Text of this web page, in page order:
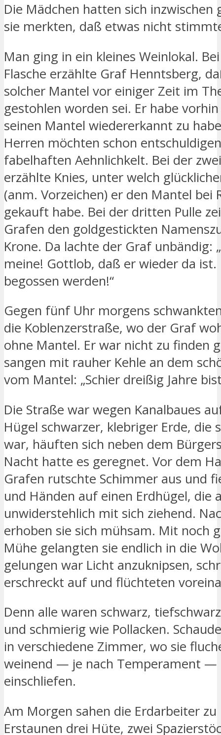
Die Mädchen hatten sich inzwischen
sie merkten, daß etwas nicht
Man ging in ein kleines Weinlokal.
Flasche erzählte Graf Henntsberg,
solcher Mantel vor einiger Zeit im
gestohlen worden sei. Er habe
seinen Mantel wiedererkannt zu
Herren möchten schon
fabelhaften Aehnlichkelt. Bei der
erzählte Knies, unter welch
(anm. Vorzeichen) er den Mantel bei
gekauft habe. Bei der dritten Pulle
Grafen den goldgestickten
Krone. Da lachte der Graf unbändig:
meine! Gottlob, daß er wieder da ist.
begossen werden!“
Gegen fünf Uhr morgens
die Koblenzerstraße, wo der Graf
ohne Mantel. Er war nicht zu finden
sangen mit rauher Kehle an dem
vom Mantel: „Schier dreißig Jahre
Die Straße war wegen Kanalbaues
Hügel schwarzer, klebriger Erde, die
war, häuften sich neben dem
Nacht hatte es geregnet. Vor dem
Grafen rutschte Schimmer aus und
und Händen auf einen Erdhügel, die
unwiderstehlich mit sich ziehend.
erhoben sie sich mühsam. Mit noch
Mühe gelangten sie endlich in die
gelungen war Licht anzuknipsen,
erschreckt auf und flüchteten
Denn alle waren schwarz,
und schmierig wie Pollacken.
in verschiedene Zimmer, wo sie
weinend — je nach Temperament —
einschliefen.
Am Morgen sahen die Erdarbeiter
Erstaunen drei Hüte, zwei